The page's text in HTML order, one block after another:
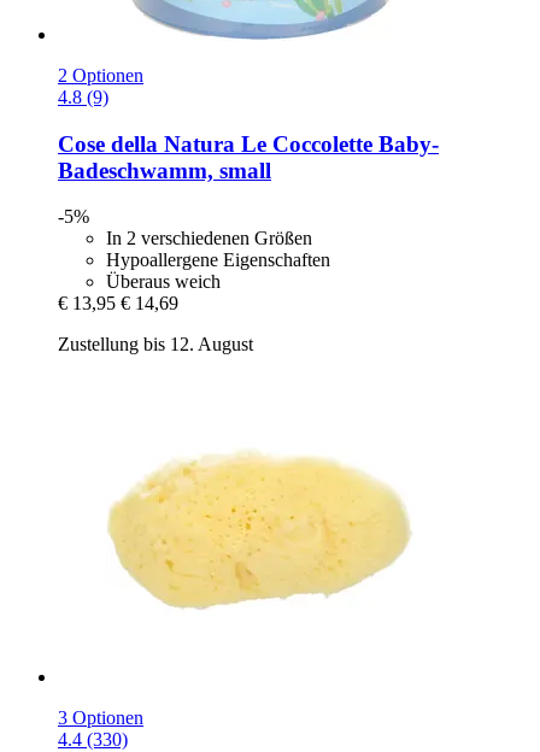
2 Optionen
4.8 (9)
Cose della Natura Le Coccolette Baby-​
Badeschwamm, small
-5%
In 2 verschiedenen Größen
Hypoallergene Eigenschaften
Überaus weich
€ 13,95 € 14,69
Zustellung bis 12. August
3 Optionen
4.4 (330)